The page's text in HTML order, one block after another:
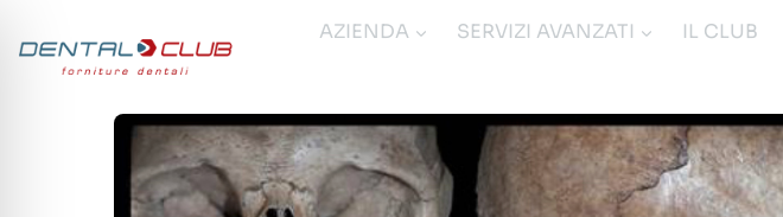
contenuto
AZIENDA SERVIZI AVANZATI IL CLUB